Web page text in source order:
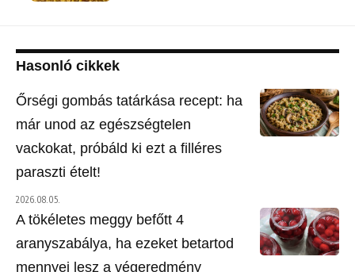
Hasonló cikkek
Őrségi gombás tatárkása recept: ha
már unod az egészségtelen
vackokat, próbáld ki ezt a filléres
paraszti ételt!
2026.08.05.
A tökéletes meggy befőtt 4
aranyszabálya, ha ezeket betartod
mennyei lesz a végeredmény